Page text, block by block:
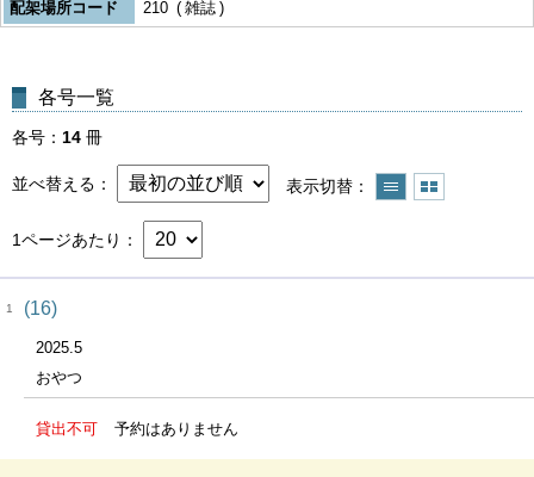
配架場所コード
210 雑誌
各号一覧
各号 14 冊
並べ替える 表示切替
1ページあたり
1 (16)
2025.5
おやつ
貸出不可 予約はありません